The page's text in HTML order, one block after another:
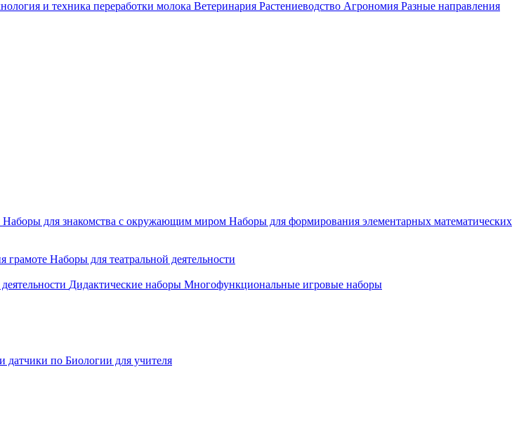
и техника переработки молока Ветеринария Растениеводство Агрономия Разные направления
Наборы для знакомства с окружающим миром Наборы для формирования элементарных математических
грамоте Наборы для театральной деятельности
Дидактические наборы Многофункциональные игровые наборы
датчики по Биологии для учителя